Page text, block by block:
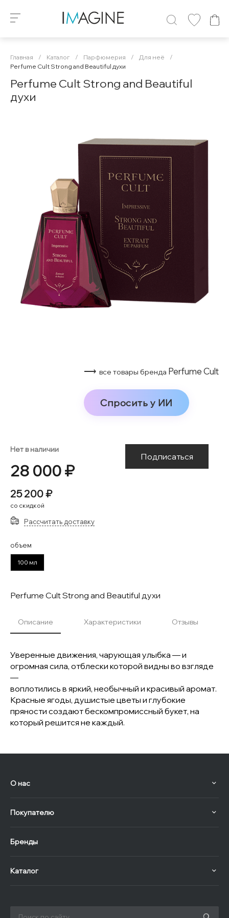
Главная / Каталог / Парфюмерия / Для неё
/
Perfume Cult Strong and Beautiful духи
Perfume Cult Strong and Beautiful
духи
⟶ все товары бренда Perfume Cult
Спросить у ИИ
Нет в наличии
28 000 ₽
25 200 ₽
со скидкой
Подписаться
Рассчитать доставку
объем
100 мл
Perfume Cult Strong and Beautiful духи
Описание Характеристики Отзывы
Уверенные движения, чарующая улыбка — и
огромная сила, отблески которой видны во взгляде
—
воплотились в яркий, необычный и красивый аромат.
Красные ягоды, душистые цветы и глубокие
пряности создают бескомпромиссный букет, на
который решится не каждый.
О нас
Покупателю
Бренды
Каталог